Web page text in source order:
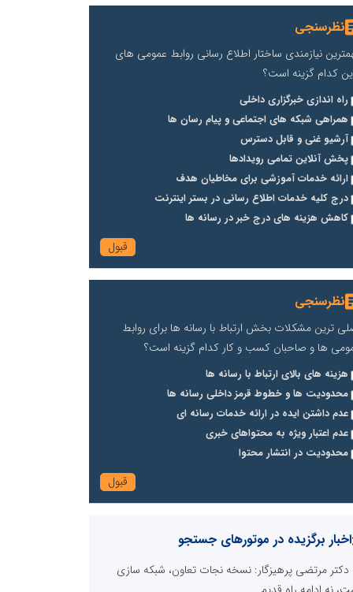
نظرسنجی
نیازمندی ساختار اطلاع رسانی روابط عمومی های
کدام گزینه است؟
راه اندازی خبرگزاری داخلی
همراهی شبکه های اجتماعی و پیام رسان ها
آرشیو غنی و قابل دسترس
پخش آنلاین تمامی رویدادها
ارائه خدمات آموزشی برای مخاطیان هدف
درج کلیه خدمات اطلاع رسانی در بستر اینترنت
کاهش هزینه های درج خبر در رسانه ها
نظرسنجی
ترین مشکلات بخش ارتباط با رسانه ها برای روابط
ها و صاحبان کسب و کار کدام گزینه است؟
هزینه های بالای ارتباط با رسانه ها
محدودیت ها و خطوط قرمز داخلی رسانه ها
عدم داشتن ایده در ارائه خدمات رسانه ای
عدم اعتبار ویژه به محتواهای خبری
محدودیت در انتشار محتوا
اخبار برگزیده در موتورهای جستجو
دکتر مرتضی پرهیزگار: نسخه نجات تعاون، شبکه سازی